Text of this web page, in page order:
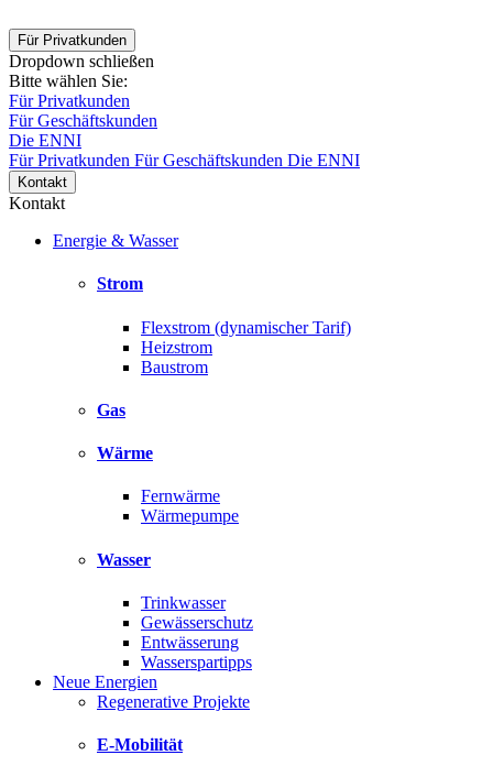
Für Privatkunden
Dropdown schließen
Bitte wählen Sie:
Für Privatkunden
Für Geschäftskunden
Die ENNI
Für Privatkunden Für Geschäftskunden Die ENNI
Kontakt
Kontakt
Energie & Wasser
Strom
Flexstrom (dynamischer Tarif)
Heizstrom
Baustrom
Gas
Wärme
Fernwärme
Wärmepumpe
Wasser
Trinkwasser
Gewässerschutz
Entwässerung
Wasserspartipps
Neue Energien
Regenerative Projekte
E-Mobilität